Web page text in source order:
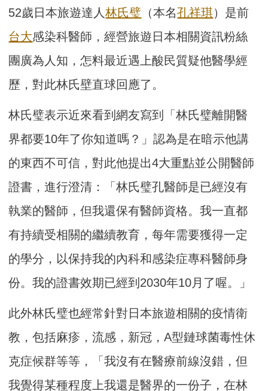
52歲日本旅遊達人林氏璧 （本名孔祥琪）是前
台大感染科醫師，經營旅遊日本相關資訊粉絲
團廣為人知，怎料最近遇上酸民質疑他醫學經
歷，對此林氏壁直球回應了。
林氏璧表示近來看到網友寫到「林氏璧離開醫
界都要10年了你知道嗎？」認為是在暗示他講
的東西不可信，對此他提出4大重點並公開醫師
證書，進行澄清：「林氏璧孔醫師是已經沒有
執業的醫師，但我還保有醫師資格。我一直都
有持續受相關的繼續教育，每年需要獲得一定
的學分，以保持我的內科和感染症專科醫師身
份。我的證書效期已經到2030年10月了喔。」
此外林氏璧也經常針對日本旅遊相關的疫情衛
教，包括麻疹，流感，新冠，A型鏈球菌毒性休
克症候群等等，「我沒有在醫療前線沒錯，但
我覺得某種程度上我還是醫界的一份子，在林